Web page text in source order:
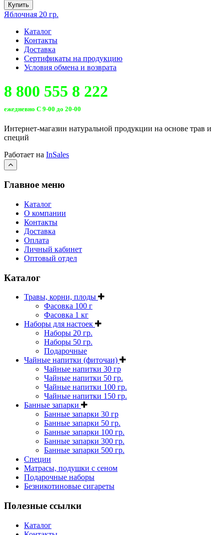
Купить
Яблочная 20 гр.
Каталог
Контакты
Доставка
Сертификаты на продукцию
Условия обмена и возврата
8 800 555 8 222
ежедневно С 9-00 до 20-00
Интернет-магазин натуральной продукции на основе трав и
специй
Работает на InSales
Главное меню
Каталог
О компании
Контакты
Доставка
Оплата
Личный кабинет
Оптовый отдел
Каталог
Травы, корни, плоды
Фасовка 100 г
Фасовка 1 кг
Наборы для настоек
Наборы 20 гр.
Наборы 50 гр.
Подарочные
Чайные напитки (фиточаи)
Чайные напитки 30 гр
Чайные напитки 50 гр.
Чайные напитки 100 гр.
Чайные напитки 150 гр.
Банные запарки
Банные запарки 30 гр
Банные запарки 50 гр.
Банные запарки 100 гр.
Банные запарки 300 гр.
Банные запарки 500 гр.
Специи
Матрасы, подушки с сеном
Подарочные наборы
Безникотиновые сигареты
Полезные ссылки
Каталог